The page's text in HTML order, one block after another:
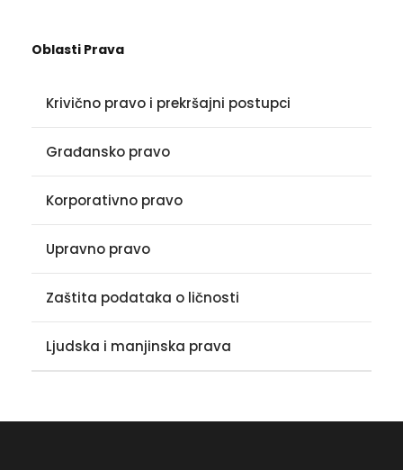
Oblasti Prava
Krivično pravo i prekršajni postupci
Građansko pravo
Korporativno pravo
Upravno pravo
Zaštita podataka o ličnosti
Ljudska i manjinska prava